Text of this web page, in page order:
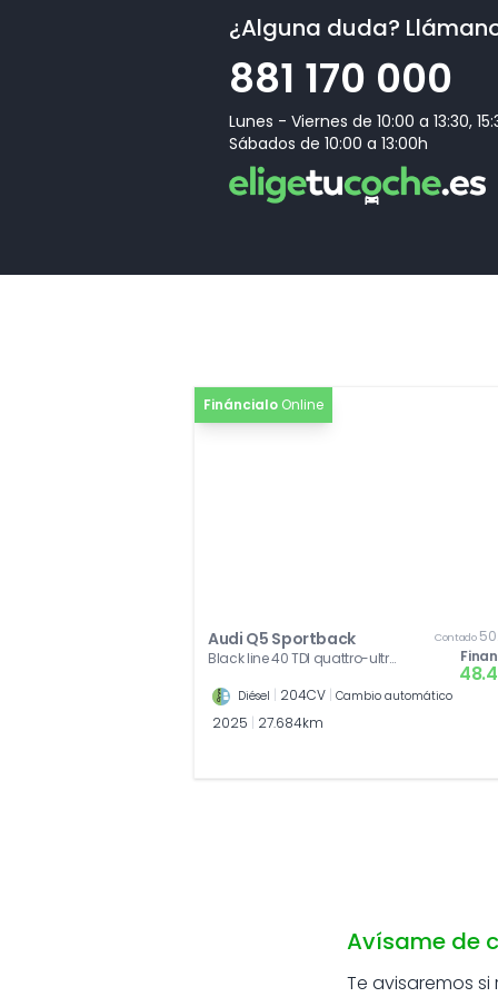
Extensión de garantía Audi 2 años
Paquete de óptica Negro plus
Paquete accesorios
¿Alguna duda?
881 170 000
Lunes - Viernes de 10:00 a 13:30,
Sábados de 10:00 a 13:00h
Fináncialo Online
Audi Q5 Sportback
Black line 40 TDI quattro-ultra
Contado
Diésel 204CV Cambio automático
2025 27.684km
Avísame de
Te avisaremos